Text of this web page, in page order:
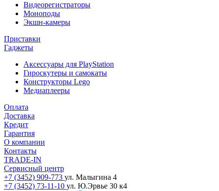
Видеорегистраторы
Моноподы
Экшн-камеры
Приставки
Гаджеты
Аксессуары для PlayStation
Гироскутеры и самокаты
Конструкторы Lego
Медиаплееры
Оплата
Доставка
Кредит
Гарантия
О компании
Контакты
TRADE-IN
Сервисный центр
+7 (3452) 909-773 ул. Малыгина 4
+7 (3452) 73-11-10 ул. Ю.Эрвье 30 к4